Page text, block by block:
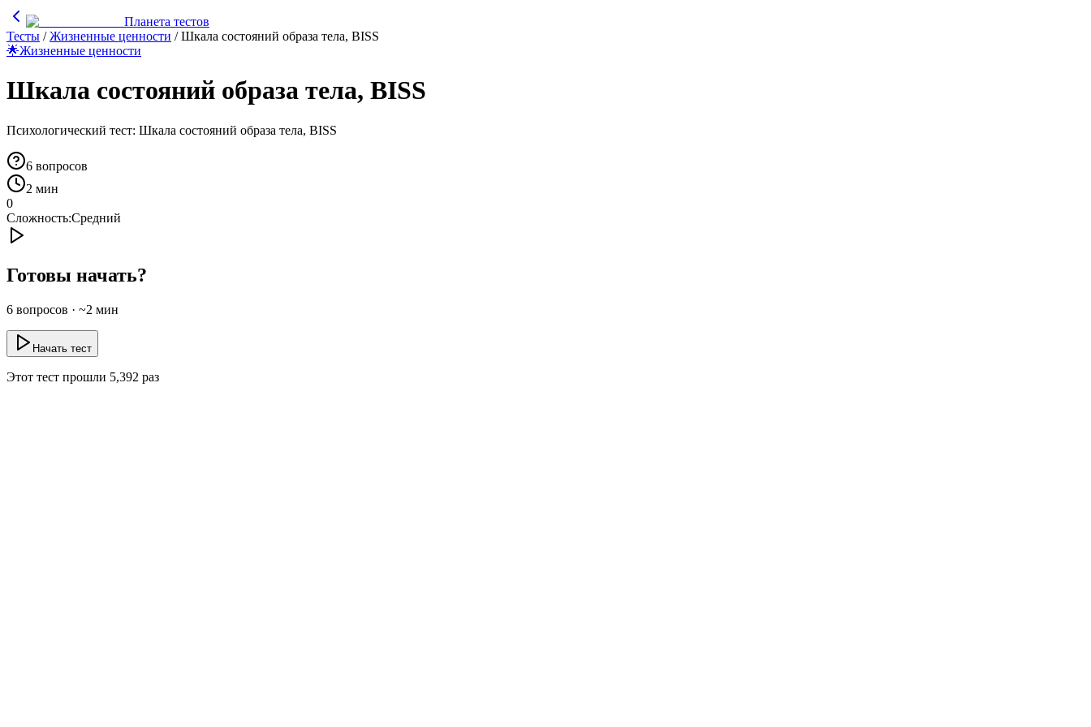
Планета тестов
Тесты /Жизненные ценности /Шкала состояний образа тела, BISS
🌟Жизненные ценности
Шкала состояний образа тела, BISS
Психологический тест: Шкала состояний образа тела, BISS
6 вопросов
2 мин
0
Сложность:Средний
Готовы начать?
6 вопросов · ~2 мин
Начать тест
Этот тест прошли 5,392 раз